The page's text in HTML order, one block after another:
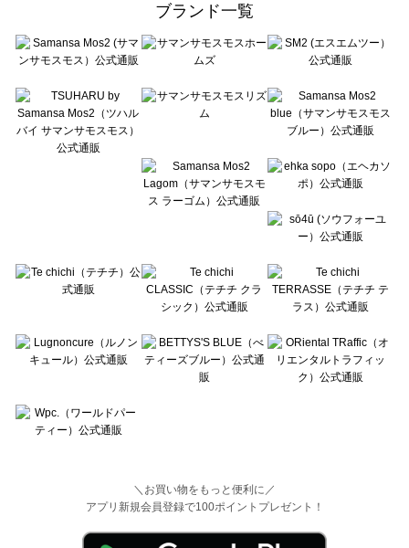
Te chichi（テチチ）の一覧
Te chichi CLASSIC（テチチ クラシック）の一覧
Lugnoncure（ルノンキュール）の一覧
BETTY'S BLUE（べティーズブルー）の一覧
Wpc.（ワールドパーティー）の一覧
ブランド一覧
＼お買い物をもっと便利に／
アプリ新規会員登録で100ポイントプレゼント！